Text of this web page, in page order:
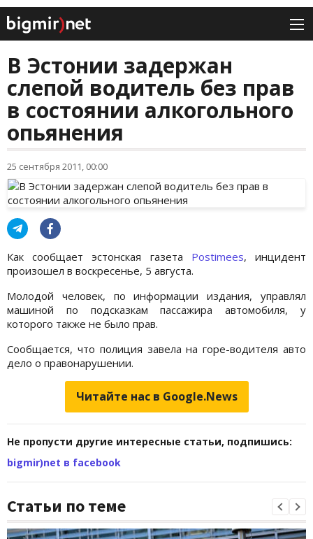
В Эстонии задержан
слепой водитель без прав
в состоянии алкогольного
опьянения
25 сентября 2011, 00:00
Как сообщает эстонская газета Postimees, инцидент
произошел в воскресенье, 5 августа.
Молодой человек, по информации издания, управлял
машиной по подсказкам пассажира автомобиля, у
которого также не было прав.
Сообщается, что полиция завела на горе-водителя авто
дело о правонарушении.
Читайте нас в Google.News
Не пропусти другие интересные статьи, подпишись:
bigmir)net в facebook
Статьи по теме